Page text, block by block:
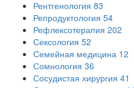
Рентгенология 83
Репродуктология 54
Рефлексотерапия 202
Сексология 52
Семейная медицина 12
Сомнология 36
Сосудистая хирургия 41